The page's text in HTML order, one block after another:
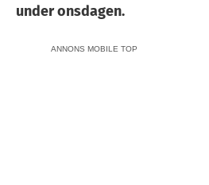
under onsdagen.
ANNONS MOBILE TOP